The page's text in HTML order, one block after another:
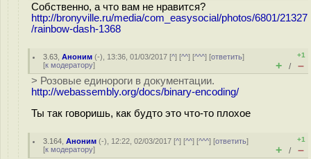
Собственно, а что вам не нравится?
http://bronyville.ru/media/com_easysocial/photos/6801/21327
/rainbow-dash-1368
3.63 ,Аноним (-), 13:36, 01/03/2017 [^] [^^] [^^^] [ответить]
[к модератору]
+1
+ / –
> Розовые единороги в документации.
http://webassembly.org/docs/binary-encoding/
Ты так говоришь, как будто это что-то плохое
3.164 ,Аноним (-), 12:22, 02/03/2017 [^] [^^] [^^^] [ответить]
[к модератору]
+1
+ / –